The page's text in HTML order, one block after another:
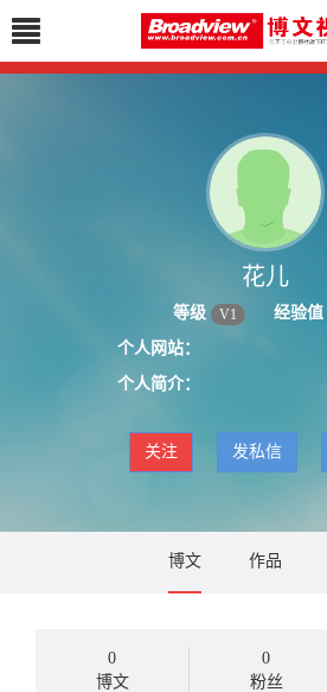
花儿
等级 V1 经验值
个人网站：
个人简介：
关注 发私信
博文 作品
0
博文
0
粉丝